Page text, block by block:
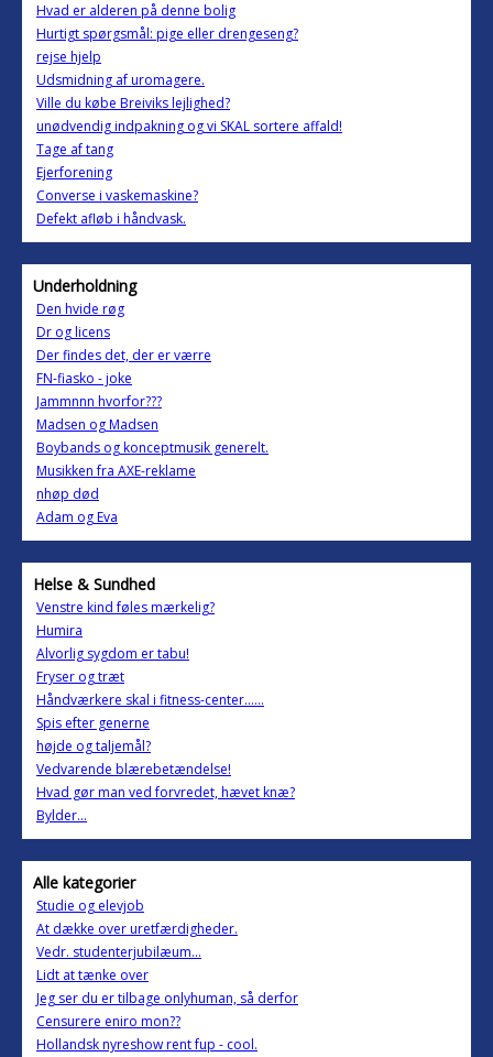
Hvad er alderen på denne bolig
Hurtigt spørgsmål: pige eller drengeseng?
rejse hjelp
Udsmidning af uromagere.
Ville du købe Breiviks lejlighed?
unødvendig indpakning og vi SKAL sortere affald!
Tage af tang
Ejerforening
Converse i vaskemaskine?
Defekt afløb i håndvask.
Underholdning
Den hvide røg
Dr og licens
Der findes det, der er værre
FN-fiasko - joke
Jammnnn hvorfor???
Madsen og Madsen
Boybands og konceptmusik generelt.
Musikken fra AXE-reklame
nhøp død
Adam og Eva
Helse & Sundhed
Venstre kind føles mærkelig?
Humira
Alvorlig sygdom er tabu!
Fryser og træt
Håndværkere skal i fitness-center......
Spis efter generne
højde og taljemål?
Vedvarende blærebetændelse!
Hvad gør man ved forvredet, hævet knæ?
Bylder...
Alle kategorier
Studie og elevjob
At dække over uretfærdigheder.
Vedr. studenterjubilæum...
Lidt at tænke over
Jeg ser du er tilbage onlyhuman, så derfor
Censurere eniro mon??
Hollandsk nyreshow rent fup - cool.